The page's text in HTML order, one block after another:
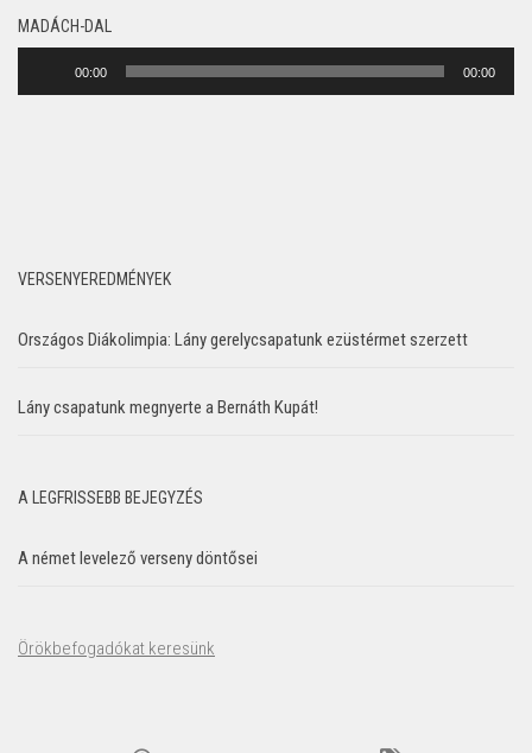
MADÁCH-DAL
00:00 00:00
VERSENYEREDMÉNYEK
Országos Diákolimpia: Lány gerelycsapatunk ezüstérmet szerzett
Lány csapatunk megnyerte a Bernáth Kupát!
A LEGFRISSEBB BEJEGYZÉS
A német levelező verseny döntősei
Örökbefogadókat keresünk